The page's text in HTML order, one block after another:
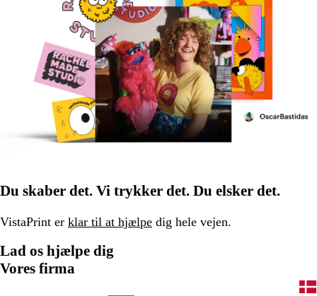
Du skaber det. Vi trykker det. Du elsker det.
VistaPrint er klar til at hjælpe dig hele vejen.
Lad os hjælpe dig
Vores firma